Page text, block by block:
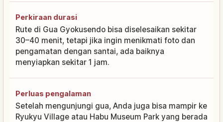
Perkiraan durasi
Rute di Gua Gyokusendo bisa diselesaikan sekitar
30–40 menit, tetapi jika ingin menikmati foto dan
pengamatan dengan santai, ada baiknya
menyiapkan sekitar 1 jam.
Perluas pengalaman
Setelah mengunjungi gua, Anda juga bisa mampir ke
Ryukyu Village atau Habu Museum Park yang berada